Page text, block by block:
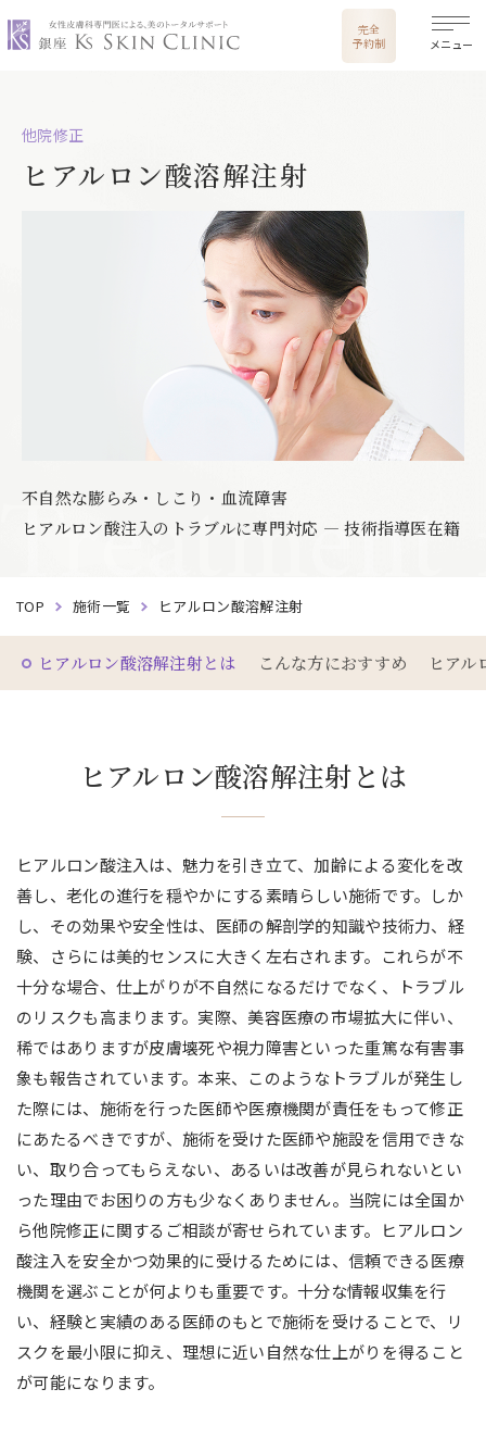
銀座ケイスキンクリニック
完全
予約制
メニュー
他院修正
ヒアルロン酸溶解注射
不自然な膨らみ・しこり・血流障害
ヒアルロン酸注入のトラブルに専門対応 ― 技術指導医在籍
TOP 施術一覧 ヒアルロン酸溶解注射
ヒアルロン酸溶解注射とは こんな方におすすめ ヒアル
ヒアルロン酸溶解注射とは
ヒアルロン酸注入は、魅力を引き立て、加齢による変化を改
善し、老化の進行を穏やかにする素晴らしい施術です。しか
し、その効果や安全性は、医師の解剖学的知識や技術力、経
験、さらには美的センスに大きく左右されます。これらが不
十分な場合、仕上がりが不自然になるだけでなく、トラブル
のリスクも高まります。実際、美容医療の市場拡大に伴い、
稀ではありますが皮膚壊死や視力障害といった重篤な有害事
象も報告されています。本来、このようなトラブルが発生し
た際には、施術を行った医師や医療機関が責任をもって修正
にあたるべきですが、施術を受けた医師や施設を信用できな
い、取り合ってもらえない、あるいは改善が見られないとい
った理由でお困りの方も少なくありません。当院には全国か
ら他院修正に関するご相談が寄せられています。ヒアルロン
酸注入を安全かつ効果的に受けるためには、信頼できる医療
機関を選ぶことが何よりも重要です。十分な情報収集を行
い、経験と実績のある医師のもとで施術を受けることで、リ
スクを最小限に抑え、理想に近い自然な仕上がりを得ること
が可能になります。